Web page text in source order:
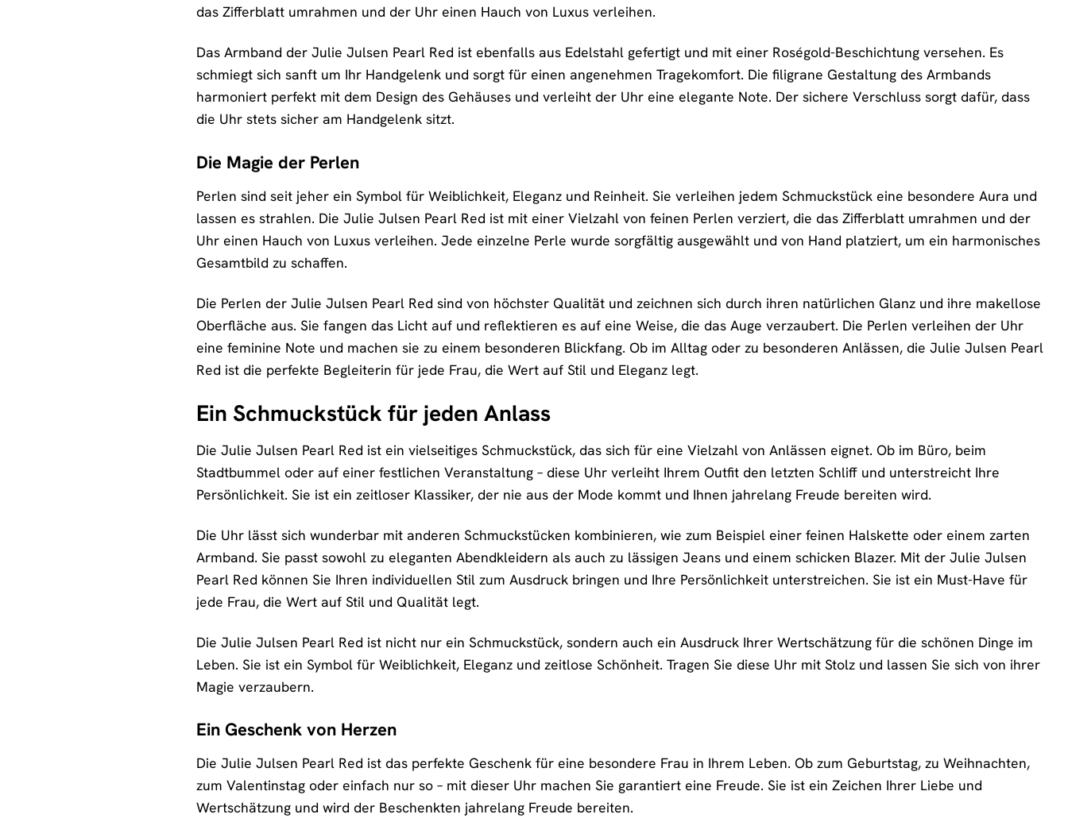
das Zifferblatt umrahmen und der Uhr einen Hauch von Luxus verleihen.
Das Armband der Julie Julsen Pearl Red ist ebenfalls aus Edelstahl gefertigt und mit einer Roségold-Beschichtung versehen. Es
schmiegt sich sanft um Ihr Handgelenk und sorgt für einen angenehmen Tragekomfort. Die filigrane Gestaltung des Armbands
harmoniert perfekt mit dem Design des Gehäuses und verleiht der Uhr eine elegante Note. Der sichere Verschluss sorgt dafür, dass
die Uhr stets sicher am Handgelenk sitzt.
Die Magie der Perlen
Perlen sind seit jeher ein Symbol für Weiblichkeit, Eleganz und Reinheit. Sie verleihen jedem Schmuckstück eine besondere Aura und
lassen es strahlen. Die Julie Julsen Pearl Red ist mit einer Vielzahl von feinen Perlen verziert, die das Zifferblatt umrahmen und der
Uhr einen Hauch von Luxus verleihen. Jede einzelne Perle wurde sorgfältig ausgewählt und von Hand platziert, um ein harmonisches
Gesamtbild zu schaffen.
Die Perlen der Julie Julsen Pearl Red sind von höchster Qualität und zeichnen sich durch ihren natürlichen Glanz und ihre makellose
Oberfläche aus. Sie fangen das Licht auf und reflektieren es auf eine Weise, die das Auge verzaubert. Die Perlen verleihen der Uhr
eine feminine Note und machen sie zu einem besonderen Blickfang. Ob im Alltag oder zu besonderen Anlässen, die Julie Julsen Pearl
Red ist die perfekte Begleiterin für jede Frau, die Wert auf Stil und Eleganz legt.
Ein Schmuckstück für jeden Anlass
Die Julie Julsen Pearl Red ist ein vielseitiges Schmuckstück, das sich für eine Vielzahl von Anlässen eignet. Ob im Büro, beim
Stadtbummel oder auf einer festlichen Veranstaltung – diese Uhr verleiht Ihrem Outfit den letzten Schliff und unterstreicht Ihre
Persönlichkeit. Sie ist ein zeitloser Klassiker, der nie aus der Mode kommt und Ihnen jahrelang Freude bereiten wird.
Die Uhr lässt sich wunderbar mit anderen Schmuckstücken kombinieren, wie zum Beispiel einer feinen Halskette oder einem zarten
Armband. Sie passt sowohl zu eleganten Abendkleidern als auch zu lässigen Jeans und einem schicken Blazer. Mit der Julie Julsen
Pearl Red können Sie Ihren individuellen Stil zum Ausdruck bringen und Ihre Persönlichkeit unterstreichen. Sie ist ein Must-Have für
jede Frau, die Wert auf Stil und Qualität legt.
Die Julie Julsen Pearl Red ist nicht nur ein Schmuckstück, sondern auch ein Ausdruck Ihrer Wertschätzung für die schönen Dinge im
Leben. Sie ist ein Symbol für Weiblichkeit, Eleganz und zeitlose Schönheit. Tragen Sie diese Uhr mit Stolz und lassen Sie sich von ihrer
Magie verzaubern.
Ein Geschenk von Herzen
Die Julie Julsen Pearl Red ist das perfekte Geschenk für eine besondere Frau in Ihrem Leben. Ob zum Geburtstag, zu Weihnachten,
zum Valentinstag oder einfach nur so – mit dieser Uhr machen Sie garantiert eine Freude. Sie ist ein Zeichen Ihrer Liebe und
Wertschätzung und wird der Beschenkten jahrelang Freude bereiten.